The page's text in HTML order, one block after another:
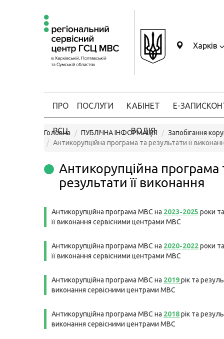
Харків
ПРО
РСЦ
ПОСЛУГИ КАБІНЕТ
ВОДІЯ
Е-ЗАПИС
Головна ПУБЛІЧНА ІНФОРМАЦІЯ
Запобігання
Антикорупційна програма та результати її
Антикорупційна програма
результати її виконання
Антикорупційна програма МВС на 2023-2025 роки
її виконання сервісними центрами МВС
Антикорупційна програма МВС на 2020-2022роки
її виконання сервісними центрами МВС
Антикорупційна програма МВС на 2019рік та
виконання сервісними центрами МВС
Антикорупційна програма МВС на 2018рік та
виконання сервісними центрами МВС